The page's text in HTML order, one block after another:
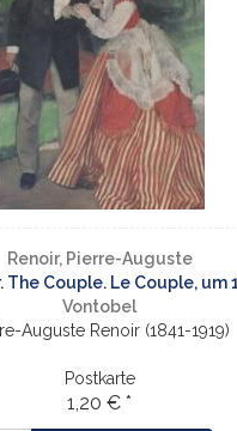
Renoir, Pierre-Auguste
The Couple. Le Couple, um
Vontobel
Auguste Renoir (1841-1919)
Postkarte
1,20 € *